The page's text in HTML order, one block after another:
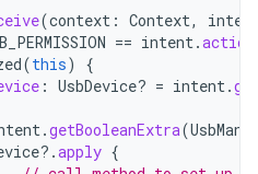
(context : Context,
== intent.action
(this)
{
: UsbDevice? = intent.
.getBooleanExtra(
?.apply {